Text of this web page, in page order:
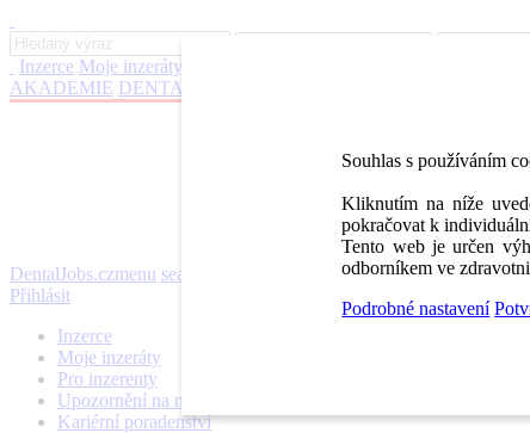
Inzerce Moje inzeráty
AKADEMIE DENTAL BAZAR
DentalJobs.czmenu search
Přihlásit
Inzerce
Moje inzeráty
Pro inzerenty
Upozornění na nové pozice
Kariérní poradenství
Souhlas s používáním
Kliknutím na níže
pokračovat k
Tento web je určen
odborníkem ve
Podrobné nastavení